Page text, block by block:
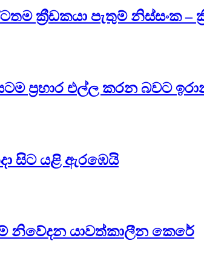
ක්‍රීඩකයා පැතුම් නිස්සංක –
ප්‍රහාර එල්ල කරන බවට
සිට යළි ඇරඹෙයි
නිවේදන යාවත්කාලීන කෙරේ